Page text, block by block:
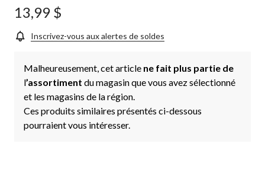
13,99 $
Inscrivez-vous aux alertes de soldes
Malheureusement, cet article ne fait plus partie de
l’assortiment du magasin que vous avez sélectionné
et les magasins de la région.
Ces produits similaires présentés ci-dessous
pourraient vous intéresser.